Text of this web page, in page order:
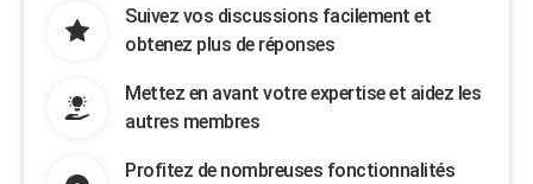
Suivez vos discussions facilement et
obtenez plus de réponses
Mettez en avant votre expertise et aidez les
autres membres
Profitez de nombreuses fonctionnalités